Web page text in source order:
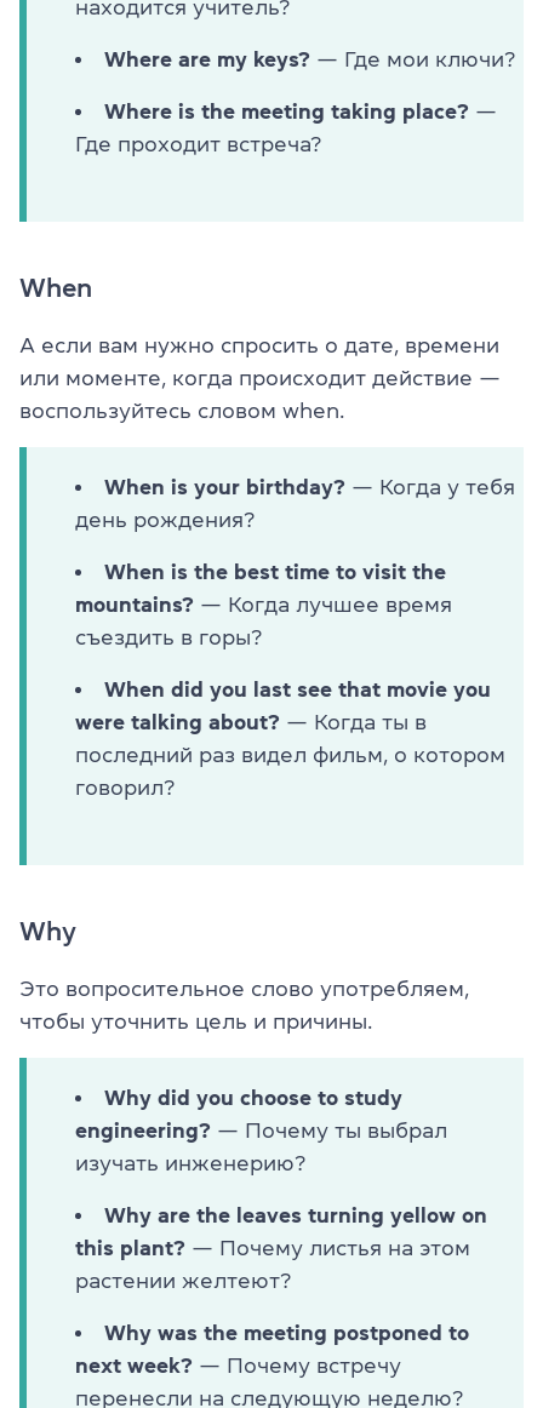
находится учитель?
Where are my keys? — Где мои ключи?
Where is the meeting taking place? —
Где проходит встреча?
When
А если вам нужно спросить о дате, времени
или моменте, когда происходит действие —
воспользуйтесь словом when.
When is your birthday? — Когда у тебя
день рождения?
When is the best time to visit the
mountains? — Когда лучшее время
съездить в горы?
When did you last see that movie you
were talking about? — Когда ты в
последний раз видел фильм, о котором
говорил?
Why
Это вопросительное слово употребляем,
чтобы уточнить цель и причины.
Why did you choose to study
engineering? — Почему ты выбрал
изучать инженерию?
Why are the leaves turning yellow on
this plant? — Почему листья на этом
растении желтеют?
Why was the meeting postponed to
next week? — Почему встречу
перенесли на следующую неделю?